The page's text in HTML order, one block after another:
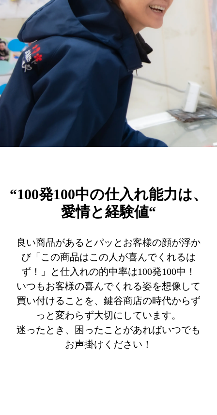
“100発100中の仕入れ能力は、
愛情と経験値“
良い商品があるとパッとお客様の顔が浮か
び「この商品はこの人が喜んでくれるは
ず！」と仕入れの的中率は100発100中！
いつもお客様の喜んでくれる姿を想像して
買い付けることを、鍵谷商店の時代からず
っと変わらず大切にしています。
迷ったとき、困ったことがあればいつでも
お声掛けください！